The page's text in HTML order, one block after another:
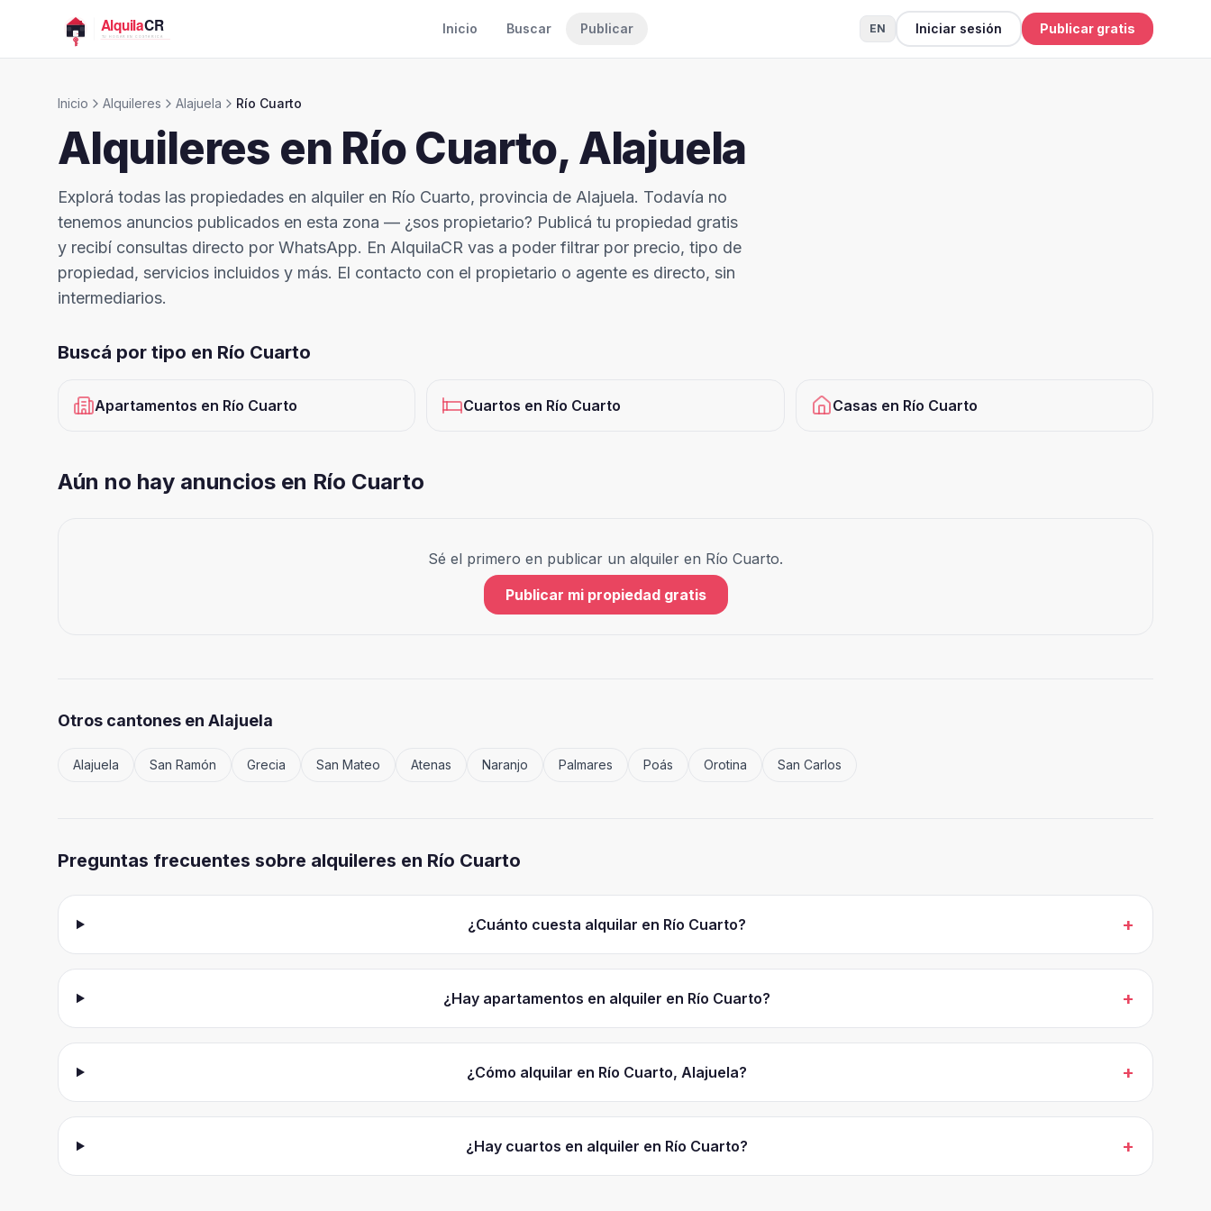
Inicio Buscar Publicar EN Iniciar sesión Publicar gratis
Inicio Alquileres Alajuela Río Cuarto
Alquileres en Río Cuarto, Alajuela
Explorá todas las propiedades en alquiler en Río Cuarto, provincia de Alajuela. Todavía no
tenemos anuncios publicados en esta zona — ¿sos propietario? Publicá tu propiedad gratis
y recibí consultas directo por WhatsApp. En AlquilaCR vas a poder filtrar por precio, tipo de
propiedad, servicios incluidos y más. El contacto con el propietario o agente es directo, sin
intermediarios.
Buscá por tipo en Río Cuarto
Apartamentos en Río Cuarto Cuartos en Río Cuarto Casas en Río Cuarto
Aún no hay anuncios en Río Cuarto
Sé el primero en publicar un alquiler en Río Cuarto.
Publicar mi propiedad gratis
Otros cantones en Alajuela
Alajuela San Ramón Grecia San Mateo Atenas Naranjo Palmares Poás Orotina San Carlos
Preguntas frecuentes sobre alquileres en Río Cuarto
¿Cuánto cuesta alquilar en Río Cuarto? +
¿Hay apartamentos en alquiler en Río Cuarto? +
¿Cómo alquilar en Río Cuarto, Alajuela? +
¿Hay cuartos en alquiler en Río Cuarto? +